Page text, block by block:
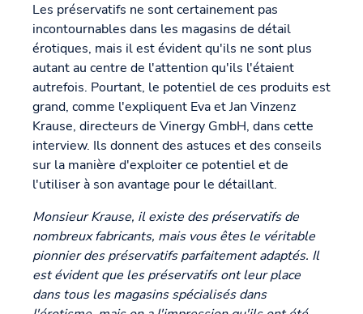
Les préservatifs ne sont certainement pas
incontournables dans les magasins de détail
érotiques, mais il est évident qu'ils ne sont plus
autant au centre de l'attention qu'ils l'étaient
autrefois. Pourtant, le potentiel de ces produits est
grand, comme l'expliquent Eva et Jan Vinzenz
Krause, directeurs de Vinergy GmbH, dans cette
interview. Ils donnent des astuces et des conseils
sur la manière d'exploiter ce potentiel et de
l'utiliser à son avantage pour le détaillant.
Monsieur Krause, il existe des préservatifs de
nombreux fabricants, mais vous êtes le véritable
pionnier des préservatifs parfaitement adaptés. Il
est évident que les préservatifs ont leur place
dans tous les magasins spécialisés dans